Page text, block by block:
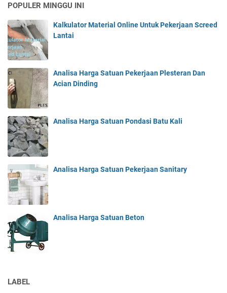
POPULER MINGGU INI
Kalkulator Material Online Untuk Pekerjaan Screed
Lantai
Analisa Harga Satuan Pekerjaan Plesteran Dan
Acian Dinding
Analisa Harga Satuan Pondasi Batu Kali
Analisa Harga Satuan Pekerjaan Sanitary
Analisa Harga Satuan Beton
LABEL